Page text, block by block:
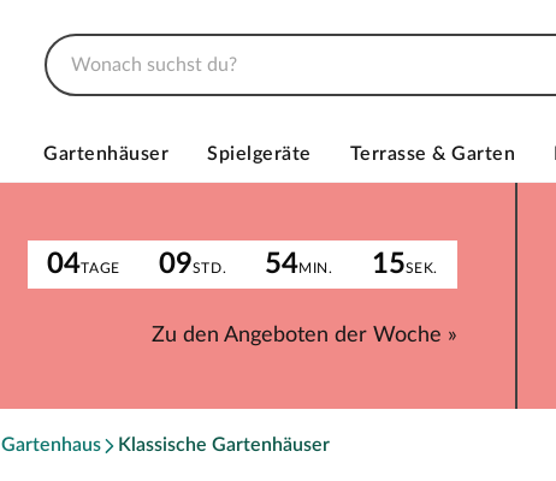
Gartenhäuser Spielgeräte Terrasse & Garten
04TAGE 09STD. 54MIN. 15SEK.
Zu den Angeboten der Woche »
Gartenhaus Klassische Gartenhäuser